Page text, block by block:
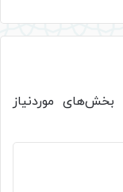
بخش‌های موردنیاز